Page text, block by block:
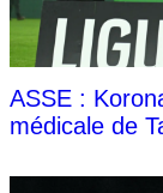
ASSE :
médicale de